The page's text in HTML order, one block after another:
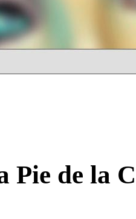
Pie de la